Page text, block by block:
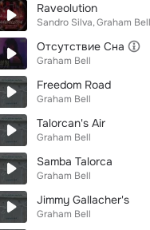
Raveolution
Sandro Silva Graham Bell
Отсутствие Сна
Graham Bell
Freedom Road
Graham Bell
Talorcan's Air
Graham Bell
Samba Talorca
Graham Bell
Jimmy Gallacher's
Graham Bell